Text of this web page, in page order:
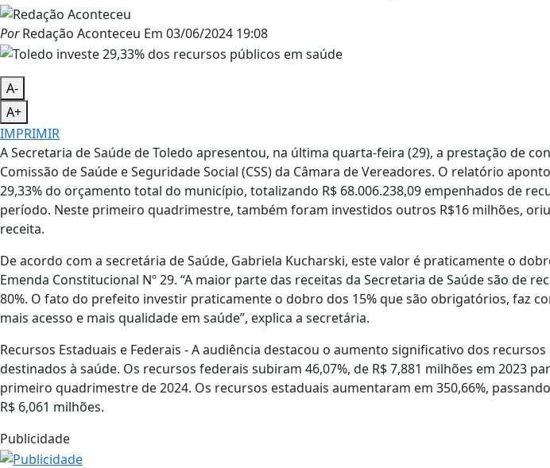
PorRedação Aconteceu Em 03/06/2024 19:08
A-
A+
IMPRIMIR
A Secretaria de Saúde de Toledo apresentou, na última quarta-feira (29), a prestação de
Comissão de Saúde e Seguridade Social (CSS) da Câmara de Vereadores. O relatório
29,33% do orçamento total do município, totalizando R$ 68.006.238,09 empenhados de
período. Neste primeiro quadrimestre, também foram investidos outros R$16 milhões,
receita.
De acordo com a secretária de Saúde, Gabriela Kucharski, este valor é praticamente o
Emenda Constitucional Nº 29. “A maior parte das receitas da Secretaria de Saúde são de
80%. O fato do prefeito investir praticamente o dobro dos 15% que são obrigatórios, faz
mais acesso e mais qualidade em saúde”, explica a secretária.
Recursos Estaduais e Federais -A audiência destacou o aumento significativo dos recursos
destinados à saúde. Os recursos federais subiram 46,07%, de R$ 7,881 milhões em 2023
primeiro quadrimestre de 2024. Os recursos estaduais aumentaram em 350,66%,
R$ 6,061 milhões.
Publicidade